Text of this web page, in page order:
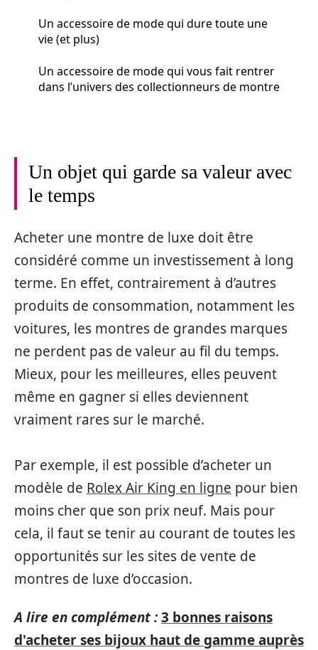
Un accessoire de mode qui dure toute une
vie (et plus)
Un accessoire de mode qui vous fait rentrer
dans l’univers des collectionneurs de montre
Un objet qui garde sa valeur avec
le temps
Acheter une montre de luxe doit être
considéré comme un investissement à long
terme. En effet, contrairement à d’autres
produits de consommation, notamment les
voitures, les montres de grandes marques
ne perdent pas de valeur au fil du temps.
Mieux, pour les meilleures, elles peuvent
même en gagner si elles deviennent
vraiment rares sur le marché.
Par exemple, il est possible d’acheter un
modèle de Rolex Air King en ligne pour bien
moins cher que son prix neuf. Mais pour
cela, il faut se tenir au courant de toutes les
opportunités sur les sites de vente de
montres de luxe d’occasion.
A lire en complément :3 bonnes raisons
d'acheter ses bijoux haut de gamme auprès